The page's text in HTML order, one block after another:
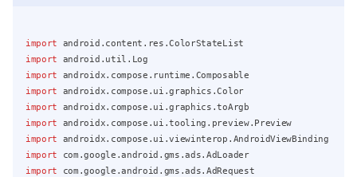
import android.content.res.ColorStateList
import android.util.Log
import androidx.compose.runtime.Composable
import androidx.compose.ui.graphics.Color
import androidx.compose.ui.graphics.toArgb
import androidx.compose.ui.tooling.preview.Preview
import androidx.compose.ui.viewinterop.AndroidViewBinding
import com.google.android.gms.ads.AdLoader
import com.google.android.gms.ads.AdRequest